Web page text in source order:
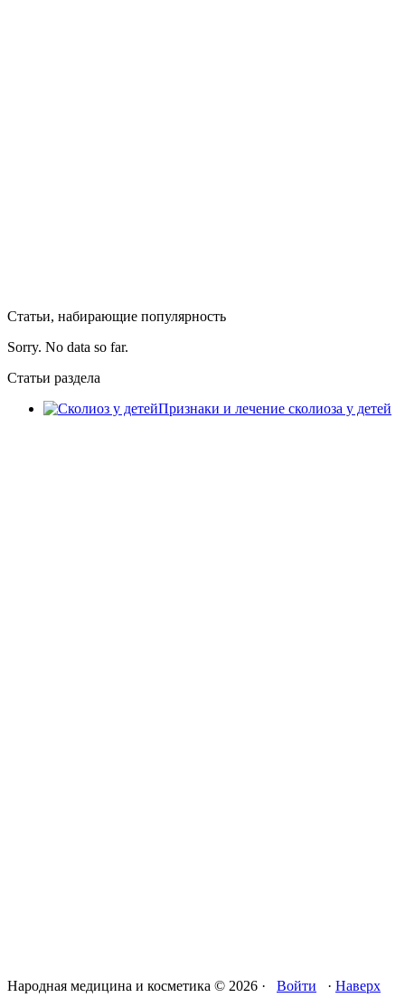
Статьи, набирающие популярность
Sorry. No data so far.
Статьи раздела
Признаки и лечение сколиоза у детей
Народная медицина и косметика © 2026 · Войти · Наверх